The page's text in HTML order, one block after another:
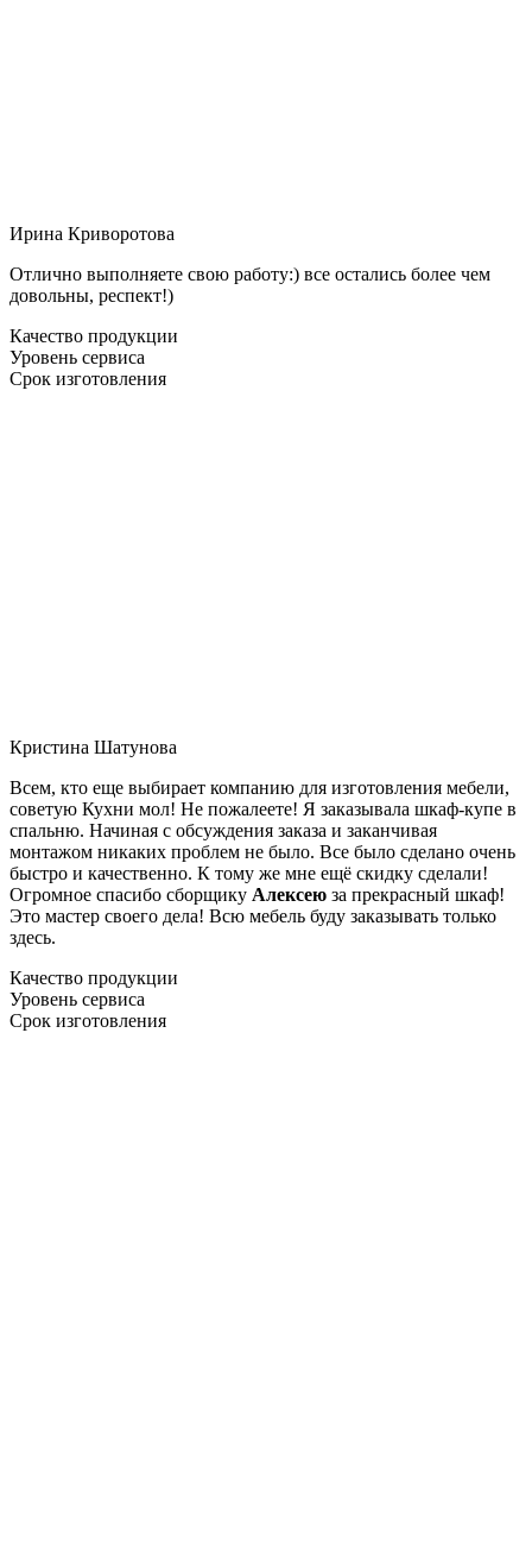
Ирина Криворотова
Отлично выполняете свою работу:) все остались более чем
довольны, респект!)
Качество продукции
Уровень сервиса
Срок изготовления
Кристина Шатунова
Всем, кто еще выбирает компанию для изготовления мебели,
советую Кухни мол! Не пожалеете! Я заказывала шкаф-купе в
спальню. Начиная с обсуждения заказа и заканчивая
монтажом никаких проблем не было. Все было сделано очень
быстро и качественно. К тому же мне ещё скидку сделали!
Огромное спасибо сборщику Алексею за прекрасный шкаф!
Это мастер своего дела! Всю мебель буду заказывать только
здесь.
Качество продукции
Уровень сервиса
Срок изготовления